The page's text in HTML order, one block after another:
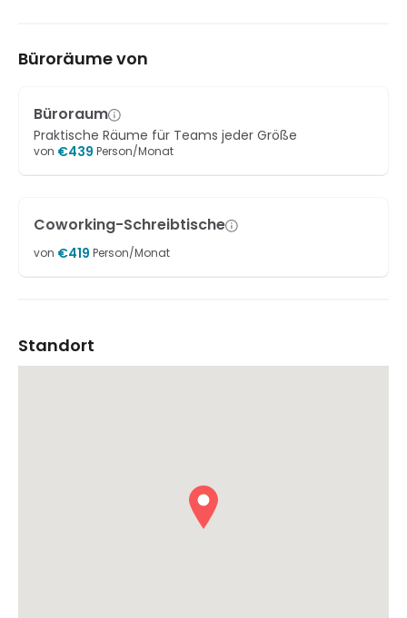
Büroräume von
Büroraum
Praktische Räume für Teams jeder Größe
von €439 Person/Monat
Coworking-Schreibtische
von €419 Person/Monat
Standort